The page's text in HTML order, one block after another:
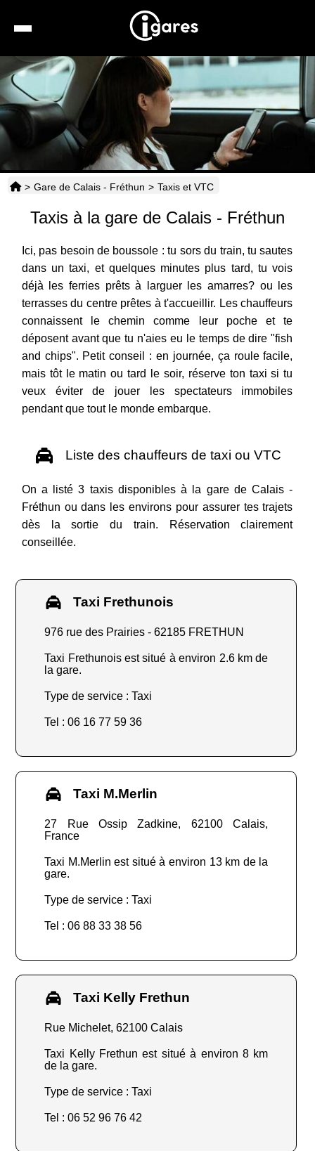
Recherche
Location de voiture
Hôtels
Taxis
> Gare de Calais - Fréthun > Taxis et VTC
Taxis à la gare de Calais - Fréthun
Ici, pas besoin de boussole : tu sors du train, tu sautes
dans un taxi, et quelques minutes plus tard, tu vois
déjà les ferries prêts à larguer les amarres? ou les
terrasses du centre prêtes à t'accueillir. Les chauffeurs
connaissent le chemin comme leur poche et te
déposent avant que tu n'aies eu le temps de dire "fish
and chips". Petit conseil : en journée, ça roule facile,
mais tôt le matin ou tard le soir, réserve ton taxi si tu
veux éviter de jouer les spectateurs immobiles
pendant que tout le monde embarque.
Liste des chauffeurs de taxi ou VTC
On a listé 3 taxis disponibles à la gare de Calais -
Fréthun ou dans les environs pour assurer tes trajets
dès la sortie du train. Réservation clairement
conseillée.
Taxi Frethunois
976 rue des Prairies - 62185 FRETHUN
Taxi Frethunois est situé à environ 2.6 km de
la gare.
Type de service : Taxi
Tel : 06 16 77 59 36
Taxi M.Merlin
27 Rue Ossip Zadkine, 62100 Calais,
France
Taxi M.Merlin est situé à environ 13 km de la
gare.
Type de service : Taxi
Tel : 06 88 33 38 56
Taxi Kelly Frethun
Rue Michelet, 62100 Calais
Taxi Kelly Frethun est situé à environ 8 km
de la gare.
Type de service : Taxi
Tel : 06 52 96 76 42